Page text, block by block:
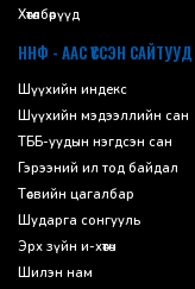
Хөтөлбөрүүд
ННФ - ААС ҮҮССЭН САЙТУУД
Шүүхийн индекс
Шүүхийн мэдээллийн сан
ТББ-уудын нэгдсэн сан
Гэрээний ил тод байдал
Төсвийн цагалбар
Шударга сонгууль
Эрх зүйн и-хөтөч
Шилэн нам